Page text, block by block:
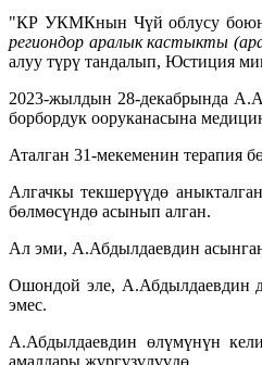
"КР УКМКнын Чүй облусу
региондор аралык кастыкты
алуу түрү тандалып, Юстиция
2023-жылдын 28-декабрында
борбордук ооруканасына
Аталган 31-мекеменин терапия
Алгачкы текшерүүдө
бөлмөсүндө асынып алган.
Ал эми, А.Абдылдаевдин
Ошондой эле, А.Абдылдаевдин
эмес.
А.Абдылдаевдин өлүмүнүн
амалдары жүргүзүлүүдө.